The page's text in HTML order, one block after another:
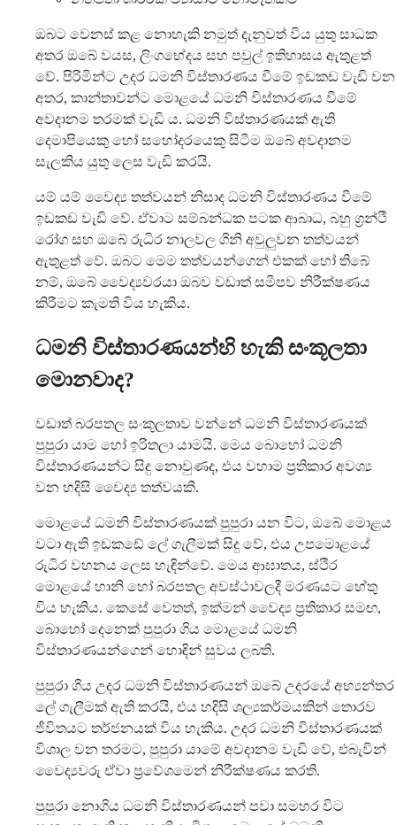
ඔබට වෙනස් කළ නොහැකි නමුත් දැනුවත් විය යුතු සාධක
අතර ඔබේ වයස, ලිංගභේදය සහ පවුල් ඉතිහාසය ඇතුළත්
වේ. පිරිමින්ට උදර ධමනි විස්තාරණය වීමේ ඉඩකඩ වැඩි වන
අතර, කාන්තාවන්ට මොළයේ ධමනි විස්තාරණය වීමේ
අවදානම තරමක් වැඩි ය. ධමනි විස්තාරණයක් ඇති
දෙමාපියෙකු හෝ සහෝදරයෙකු සිටීම ඔබේ අවදානම
සැලකිය යුතු ලෙස වැඩි කරයි.
යම් යම් වෛද්‍ය තත්වයන් නිසාද ධමනි විස්තාරණය වීමේ
ඉඩකඩ වැඩි වේ. ඒවාට සම්බන්ධක පටක ආබාධ, බහු ග්‍රන්ථි
රෝග සහ ඔබේ රුධිර නාලවල ගිනි අවුලුවන තත්වයන්
ඇතුළත් වේ. ඔබට මෙම තත්වයන්ගෙන් එකක් හෝ තිබේ
නම්, ඔබේ වෛද්‍යවරයා ඔබව වඩාත් සමීපව නිරීක්ෂණය
කිරීමට කැමති විය හැකිය.
ධමනි විස්තාරණයන්හි හැකි සංකූලතා
මොනවාද?
වඩාත් බරපතල සංකූලතාව වන්නේ ධමනි විස්තාරණයක්
පුපුරා යාම හෝ ඉරිතලා යාමයි. මෙය බොහෝ ධමනි
විස්තාරණයන්ට සිදු නොවුණද, එය වහාම ප්‍රතිකාර අවශ්‍ය
වන හදිසි වෛද්‍ය තත්වයකි.
මොළයේ ධමනි විස්තාරණයක් පුපුරා යන විට, ඔබේ මොළය
වටා ඇති ඉඩකඩේ ලේ ගැලීමක් සිදු වේ, එය උපමොළයේ
රුධිර වහනය ලෙස හැඳින්වේ. මෙය ආඝාතය, ස්ථිර
මොළයේ හානි හෝ බරපතල අවස්ථාවලදී මරණයට හේතු
විය හැකිය. කෙසේ වෙතත්, ඉක්මන් වෛද්‍ය ප්‍රතිකාර සමඟ,
බොහෝ දෙනෙක් පුපුරා ගිය මොළයේ ධමනි
විස්තාරණයන්ගෙන් හොඳින් සුවය ලබති.
පුපුරා ගිය උදර ධමනි විස්තාරණයන් ඔබේ උදරයේ අභ්‍යන්තර
ලේ ගැලීමක් ඇති කරයි, එය හදිසි ශල්‍යකර්මයකින් තොරව
ජීවිතයට තර්ජනයක් විය හැකිය. උදර ධමනි විස්තාරණයක්
විශාල වන තරමට, පුපුරා යාමේ අවදානම වැඩි වේ, එබැවින්
වෛද්‍යවරු ඒවා ප්‍රවේශමෙන් නිරීක්ෂණය කරති.
පුපුරා නොගිය ධමනි විස්තාරණයන් පවා සමහර විට